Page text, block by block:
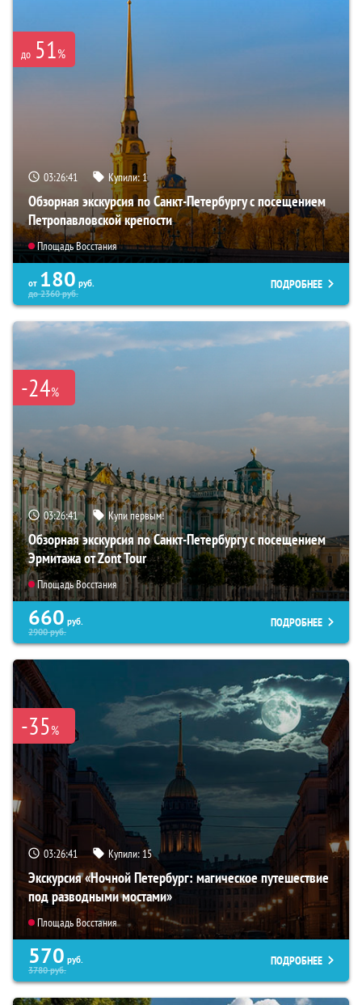
до 51%
03:26:39 Купили: 1
Обзорная экскурсия по Санкт-Петербургу с посещением
Петропавловской крепости
Площадь Восстания
от 180 руб.
до2360руб.
ПОДРОБНЕЕ
-24%
03:26:39 Купи первым!
Обзорная экскурсия по Санкт-Петербургу с посещением
Эрмитажа от Zont Tour
Площадь Восстания
660 руб.
2900руб.
ПОДРОБНЕЕ
-35%
03:26:39 Купили: 15
Экскурсия «Ночной Петербург: магическое путешествие
под разводными мостами»
Площадь Восстания
570 руб.
3780руб.
ПОДРОБНЕЕ